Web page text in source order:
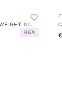
BASEBALL CAP LIGHTWEIGHT 000/BLACK
REA